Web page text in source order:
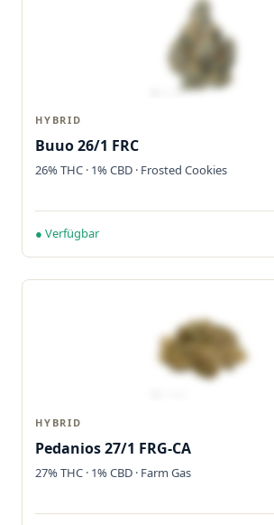
HYBRID
Buuo 26/1 FRC
26% THC · 1% CBD · Frosted Cookies
● Verfügbar
HYBRID
Pedanios 27/1 FRG-CA
27% THC · 1% CBD · Farm Gas